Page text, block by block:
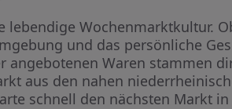
lebendige Wochenmarktkultur.
und das persönliche
angebotenen Waren stammen
aus den nahen
schnell den nächsten Markt